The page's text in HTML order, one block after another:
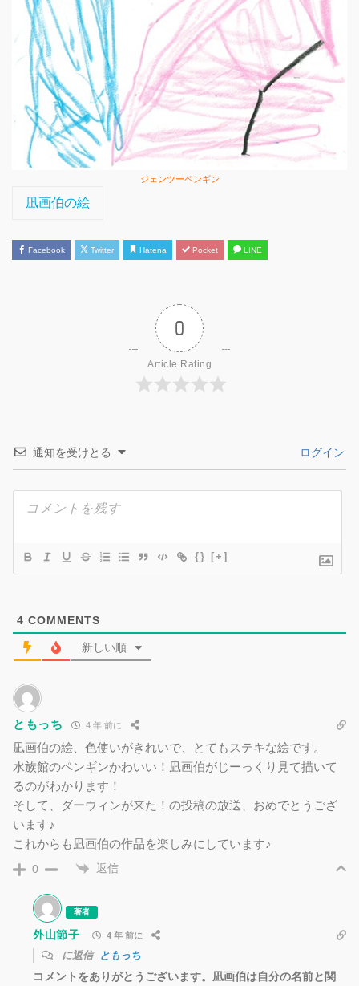
ジェンツーペンギン
凪画伯の絵
Facebook Twitter Hatena Pocket LINE
0
Article Rating
通知を受けとる ログイン
{} [+]
4 COMMENTS
新しい順
ともっち 4 年 前に
凪画伯の絵、色使いがきれいで、とてもステキな絵です。
水族館のペンギンかわいい！凪画伯がじーっくり見て描いて
るのがわかります！
そして、ダーウィンが来た！の投稿の放送、おめでとうござ
います♪
これからも凪画伯の作品を楽しみにしています♪
0 返信
著者
外山節子 4 年 前に
に返信 ともっち
コメントをありがとうございます。凪画伯は自分の名前と関